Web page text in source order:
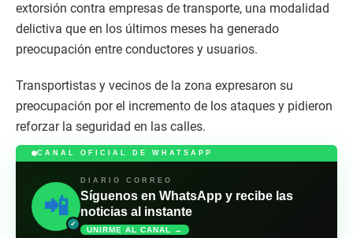
extorsión contra empresas de transporte, una modalidad
delictiva que en los últimos meses ha generado
preocupación entre conductores y usuarios.
Transportistas y vecinos de la zona expresaron su
preocupación por el incremento de los ataques y pidieron
reforzar la seguridad en las calles.
CANAL OFICIAL DE WHATSAPP
📲
✓
DIARIO CORREO
Síguenos en WhatsApp y recibe las
noticias al instante
UNIRME AL CANAL →